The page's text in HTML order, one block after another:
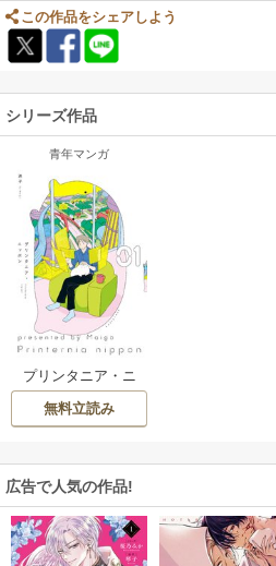
この作品をシェアしよう
シリーズ作品
青年マンガ
プリンタニア・ニ
ッポン
無料立読み
広告で人気の作品!